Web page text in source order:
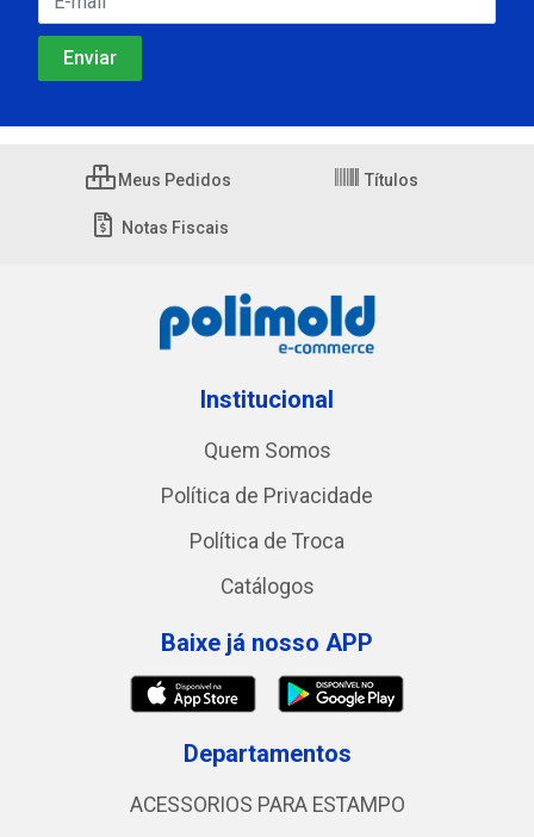
Meus Pedidos Títulos
Notas Fiscais
Institucional
Quem Somos
Política de Privacidade
Política de Troca
Catálogos
Baixe já nosso APP
Departamentos
ACESSORIOS PARA ESTAMPO